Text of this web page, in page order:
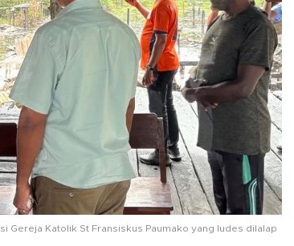
Gereja Katolik St Fransiskus Paumako yang ludes dilalap